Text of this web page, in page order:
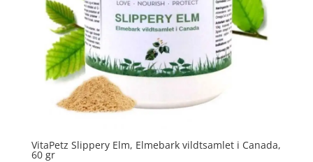
VitaPetz Slippery Elm, Elmebark vildtsamlet i Canada,
60 gr